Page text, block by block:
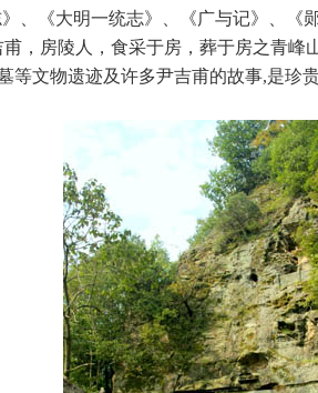
》、《大明一统志》、《广与记》、《
，房陵人，食采于房，葬于房之青峰
等文物遗迹及许多尹吉甫的故事,是珍